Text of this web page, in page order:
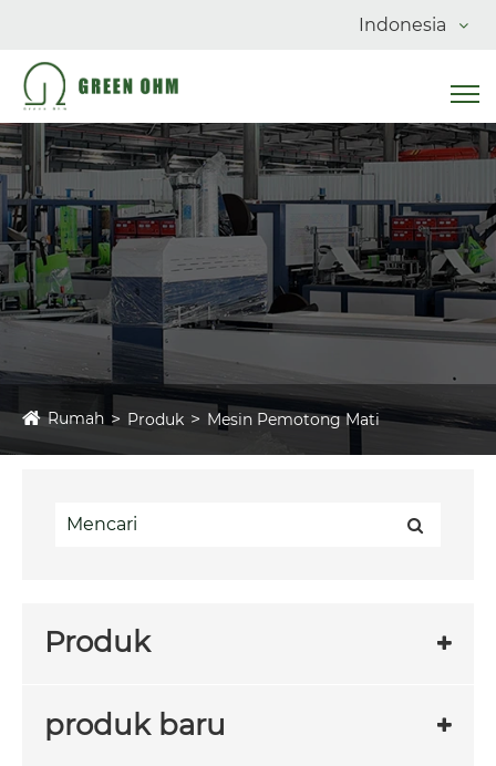
Indonesia
Rumah Produk Mesin Pemotong Mati
Produk
produk baru